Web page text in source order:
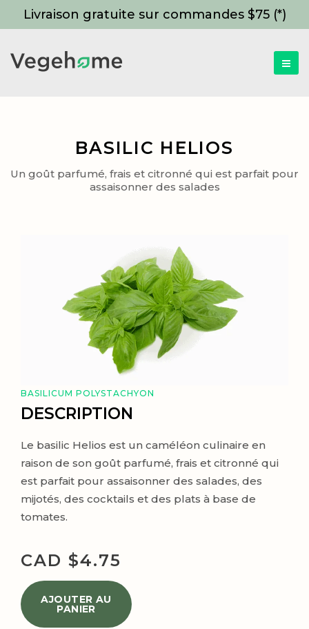
Livraison gratuite sur commandes $75 (*)
BASILIC HELIOS
Un goût parfumé, frais et citronné qui est parfait pour
assaisonner des salades
BASILICUM POLYSTACHYON
DESCRIPTION
Le basilic Helios est un caméléon culinaire en
raison de son goût parfumé, frais et citronné qui
est parfait pour assaisonner des salades, des
mijotés, des cocktails et des plats à base de
tomates.
CAD $4.75
AJOUTER AU
PANIER